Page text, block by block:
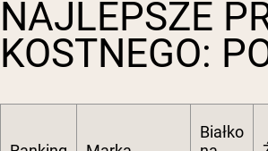
NAJLEPSZE
KOSTNEGO:
Białko